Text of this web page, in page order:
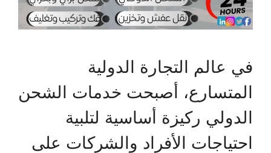
في عالم التجارة الدولية
المتسارع، أصبحت خدمات الشحن
الدولي ركيزة أساسية لتلبية
احتياجات الأفراد والشركات على